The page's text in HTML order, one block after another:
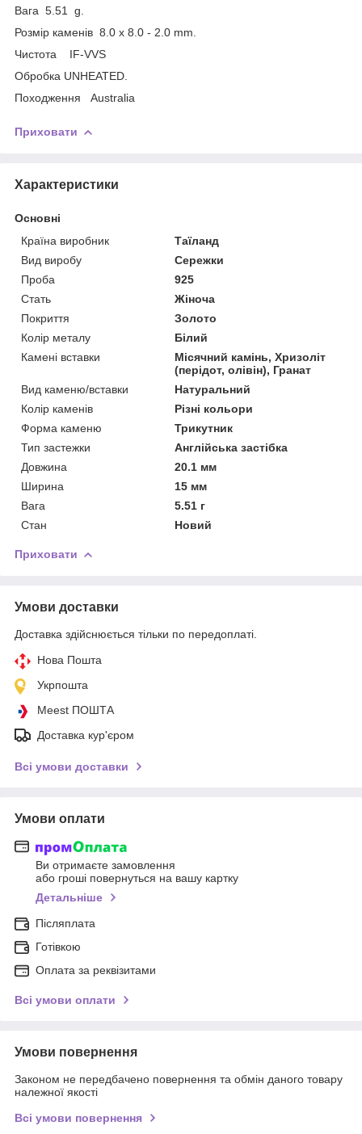
Вага 5.51 g.
Розмір каменів 8.0 x 8.0 - 2.0 mm.
Чистота IF-VVS
Обробка UNHEATED.
Походження Australia
Приховати
Характеристики
Основні
Країна виробник
Таїланд
Вид виробу
Сережки
Проба
925
Стать
Жіноча
Покриття
Золото
Колір металу
Білий
Камені вставки
Місячний камінь, Хризоліт
(перідот, олівін), Гранат
Вид каменю/вставки
Натуральний
Колір каменів
Різні кольори
Форма каменю
Трикутник
Тип застежки
Англійська застібка
Довжина
20.1 мм
Ширина
15 мм
Вага
5.51 г
Стан
Новий
Приховати
Умови доставки
Доставка здійснюється тільки по передоплаті.
Нова Пошта
Укрпошта
Meest ПОШТА
Доставка кур'єром
Всі умови доставки
Умови оплати
Ви отримаєте замовлення
або гроші повернуться на вашу картку
Детальніше
Післяплата
Готівкою
Оплата за реквізитами
Всі умови оплати
Умови повернення
Законом не передбачено повернення та обмін даного товару
належної якості
Всі умови повернення